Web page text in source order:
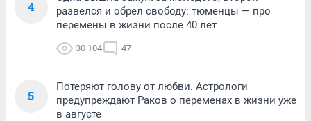
4
развелся и обрел свободу: тюменцы — про
перемены в жизни после 40 лет
30 104 47
5
Потеряют голову от любви. Астрологи
предупреждают Раков о переменах в жизни уже
в августе